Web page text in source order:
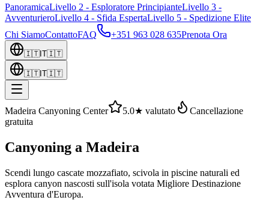
PanoramicaLivello 2 - Esploratore PrincipianteLivello 3 -
AvventurieroLivello 4 - Sfida EspertaLivello 5 - Spedizione Elite
Chi SiamoContattoFAQ +351 963 028 635Prenota Ora
🇮🇹IT🇮🇹
🇮🇹IT🇮🇹
Madeira Canyoning Center 5.0★ valutato
Cancellazione
gratuita
Canyoning a Madeira
Scendi lungo cascate mozzafiato, scivola in piscine naturali ed
esplora canyon nascosti sull'isola votata Migliore Destinazione
Avventura d'Europa.